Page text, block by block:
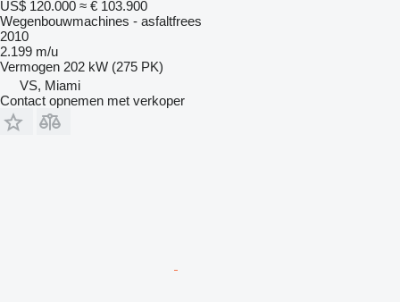
US$ 120.000 ≈ € 103.900
Wegenbouwmachines - asfaltfrees
2010
2.199 m/u
Vermogen 202 kW (275 PK)
VS, Miami
Contact opnemen met verkoper